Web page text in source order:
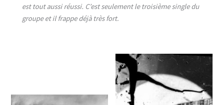
est tout aussi réussi. C’est seulement le troisième single du
groupe et il frappe déjà très fort.